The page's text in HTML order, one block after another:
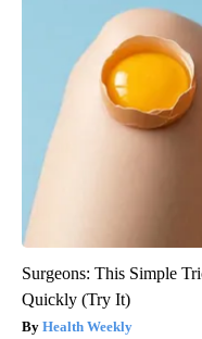
Surgeons: This Simple
Quickly (Try It)
Health Weekly